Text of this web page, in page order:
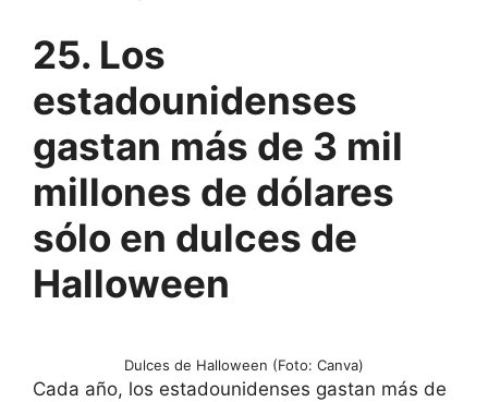
25. Los
estadounidenses
gastan más de 3 mil
millones de dólares
sólo en dulces de
Halloween
Dulces de Halloween (Foto: Canva)
Cada año, los estadounidenses gastan más de